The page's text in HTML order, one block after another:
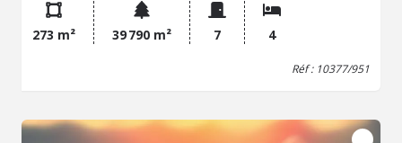
275m² offrant de beaux volumes de réception à
l'architecture et l'authenticité rares . Cette demeure vous
propose un lieu pour votre résidence principale ou de
273 m² 39 790 m² 7 4
Réf : 10377/951